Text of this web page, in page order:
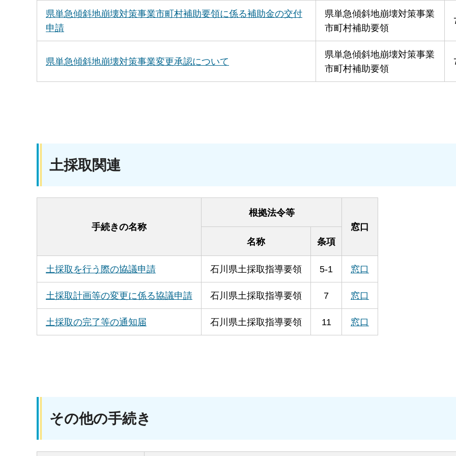
県単急傾斜地崩壊対策事業市町村補助要領に係る補助金の交付
申請
県単急傾斜地崩壊対策事業
市町村補助要領
県単急傾斜地崩壊対策事業変更承認について
県単急傾斜地崩壊対策事業
市町村補助要領
土採取関連
手続きの名称
根拠法令等
窓口
名称
条項
土採取を行う際の協議申請 石川県土採取指導要領 5-1 窓口
土採取計画等の変更に係る協議申請 石川県土採取指導要領 7 窓口
土採取の完了等の通知届 石川県土採取指導要領 11 窓口
その他の手続き